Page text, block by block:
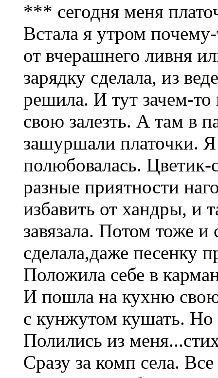
*** сегодня меня
Встала я утром
от вчерашнего ливня
зарядку сделала, из
решила. И тут зачем-
свою залезть. А там в
зашуршали платочки. Я
полюбовалась. Цветик-
разные приятности
избавить от хандры, и
завязала. Потом тоже
сделала,даже песенку
Положила себе в
И пошла на кухню
с кунжутом кушать.
Полились из
Сразу за комп села.